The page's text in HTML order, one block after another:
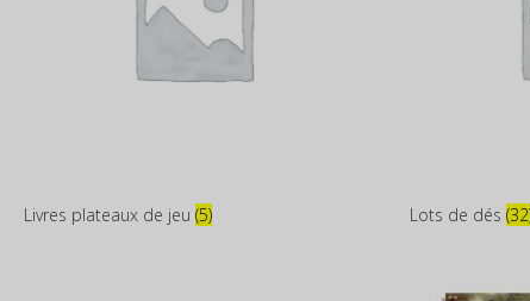
Livres plateaux de jeu (5) Lots de dés